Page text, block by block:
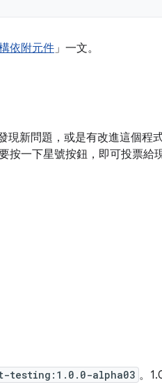
依附元件」一文。
新問題，或是有改進這個程
按一下星號按鈕，即可投票給
testing:1.0.0-alpha03 。